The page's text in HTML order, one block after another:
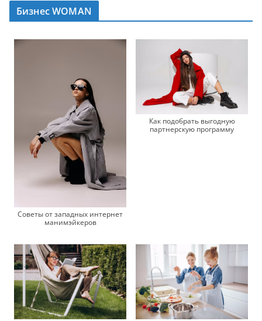
Бизнес WOMAN
Советы от западных интернет
манимэйкеров
Как подобрать выгодную
партнерскую программу